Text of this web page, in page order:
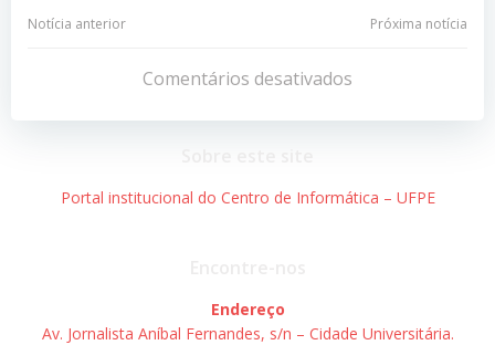
Navegação
Post
Notícia anterior
Navegação
de
Post
Próxima notícia
Comentários desativados
Portal institucional do Centro de Informática – UFPE
Endereço
Av. Jornalista Aníbal Fernandes, s/n – Cidade Universitária.